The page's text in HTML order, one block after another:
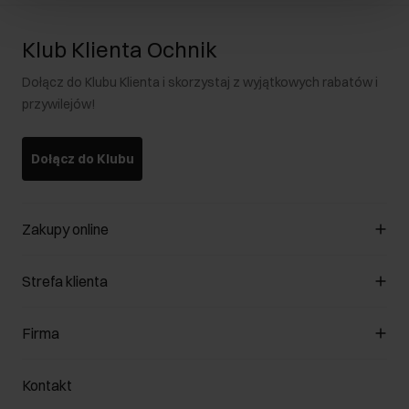
Klub Klienta Ochnik
Dołącz do Klubu Klienta i skorzystaj z wyjątkowych rabatów i
przywilejów!
Dołącz do Klubu
Zakupy online
Zarządzaj cookies
Formy płatności
Jak dokonać zwrotu?
Strefa klienta
Klub Klienta
Zwróć produkty
Firma
O nas
Kontakt